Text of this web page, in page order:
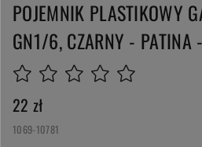
POJEMNIK PLASTIKOWY
GN1/6, CZARNY -
22 zł
1069-10781